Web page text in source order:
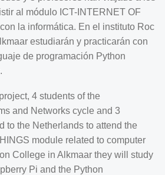
al módulo ICT-INTERNET OF
la informática. En el instituto Roc
estudiarán y practicarán con
de programación Python
4 students of the
and Networks cycle and 3
to the Netherlands to attend the
module related to computer
College in Alkmaar they will study
Pi and the Python